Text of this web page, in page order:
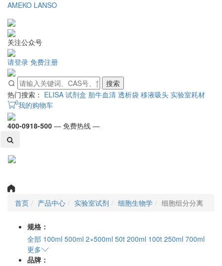
AMEKO LANSO
关注公众号
请登录 免费注册
搜索
热门搜索： ELISA 试剂盒 胎牛血清 透析袋 移液吸头 实验室耗材
0我的购物车
400-0918-500 — 免费热线 —
首页 产品中心 实验室试剂 细胞生物学 细胞组分分离
规格：
全部 100ml 500ml 2×500ml 50t 200ml 100t 250ml 700ml
更多
品牌：